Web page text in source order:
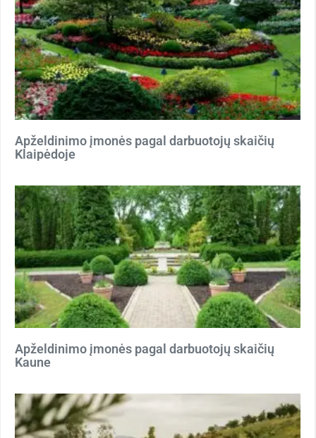
Apželdinimo įmonės pagal darbuotojų skaičių
Klaipėdoje
Apželdinimo įmonės pagal darbuotojų skaičių
Kaune